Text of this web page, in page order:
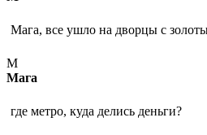
Мага, все ушло на дворцы с
М
Мага
где метро, куда делись деньги?